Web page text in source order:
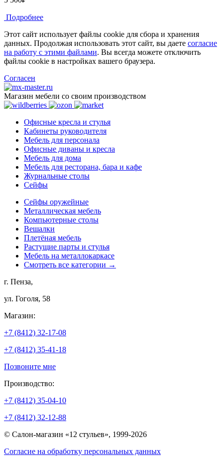
Подробнее
Этот сайт использует файлы cookie для сбора и хранения
данных. Продолжая использовать этот сайт, вы даете согласие
на работу с этими файлами. Вы всегда можете отключить
файлы cookie в настройках вашего браузера.
Согласен
Магазин мебели со своим производством
Офисные кресла и стулья
Кабинеты руководителя
Мебель для персонала
Офисные диваны и кресла
Мебель для дома
Мебель для ресторана, бара и кафе
Журнальные столы
Сейфы
Сейфы оружейные
Металлическая мебель
Компьютерные столы
Вешалки
Плетёная мебель
Растущие парты и стулья
Мебель на металлокаркасе
Смотреть все категории →
г. Пенза,
ул. Гоголя, 58
Магазин:
+7 (8412) 32-17-08
+7 (8412) 35-41-18
Позвоните мне
Производство:
+7 (8412) 35-04-10
+7 (8412) 32-12-88
© Салон-магазин «12 стульев», 1999-2026
Согласие на обработку персональных данных